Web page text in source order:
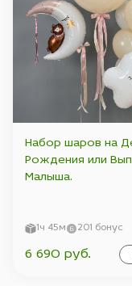
Набор шаров на
Рождения или
Малыша.
1ч 45м 201 бонус
6 690 руб.